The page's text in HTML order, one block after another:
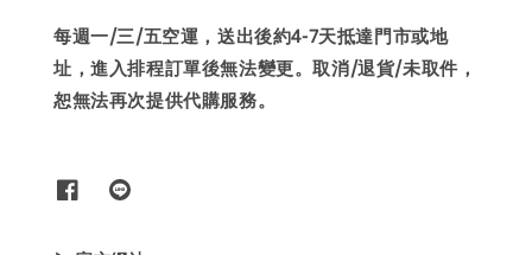
每週一/三/五空運，送出後約4-7天抵達門市或地
址，進入排程訂單後無法變更。取消/退貨/未取件，
恕無法再次提供代購服務。